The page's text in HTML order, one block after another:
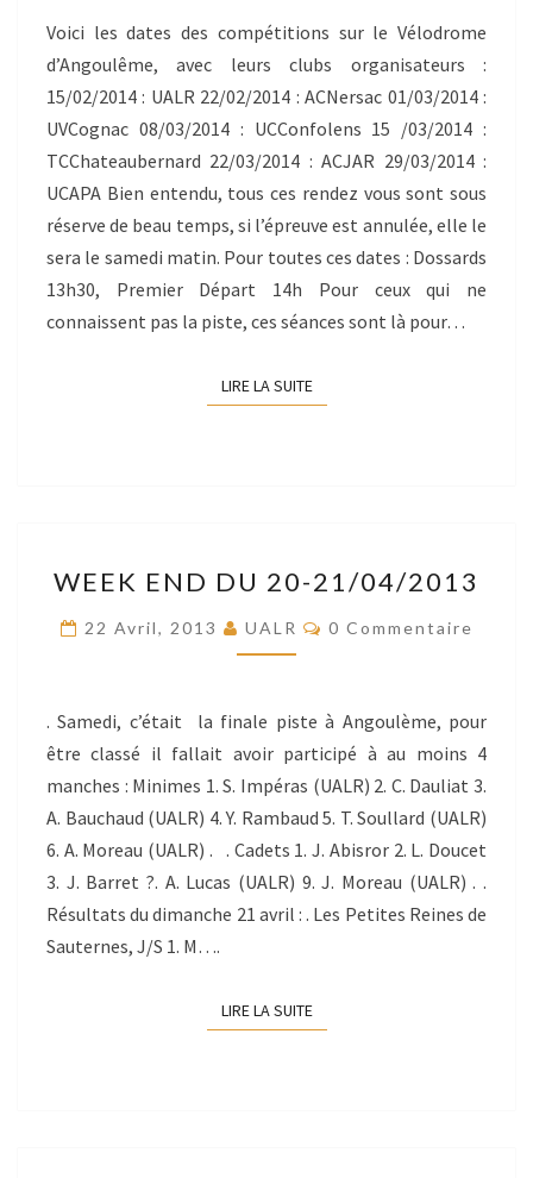
Voici les dates des compétitions sur le Vélodrome
d’Angoulême, avec leurs clubs organisateurs :
15/02/2014 : UALR 22/02/2014 : ACNersac 01/03/2014 :
UVCognac 08/03/2014 : UCConfolens 15 /03/2014 :
TCChateaubernard 22/03/2014 : ACJAR 29/03/2014 :
UCAPA Bien entendu, tous ces rendez vous sont sous
réserve de beau temps, si l’épreuve est annulée, elle le
sera le samedi matin. Pour toutes ces dates : Dossards
13h30, Premier Départ 14h Pour ceux qui ne
connaissent pas la piste, ces séances sont là pour…
LIRE LA SUITELIRE LA SUITE
END
DU
20-
WEEK END DU 20-21/04/2013
22 Avril, 2013 UALR Commentaires
0 Commentaire
. Samedi, c’était la finale piste à Angoulème, pour
être classé il fallait avoir participé à au moins 4
manches : Minimes 1. S. Impéras (UALR) 2. C. Dauliat 3.
A. Bauchaud (UALR) 4. Y. Rambaud 5. T. Soullard (UALR)
6. A. Moreau (UALR) . . Cadets 1. J. Abisror 2. L. Doucet
3. J. Barret ?. A. Lucas (UALR) 9. J. Moreau (UALR) . .
Résultats du dimanche 21 avril : . Les Petites Reines de
Sauternes, J/S 1. M….
LIRE LA SUITELIRE LA SUITE